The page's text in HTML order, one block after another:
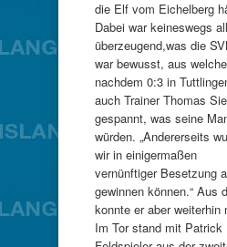
die Elf vom Eichelberg
Dabei war keineswegs
überzeugend,was die
war bewusst, aus
nachdem 0:3 in
auch Trainer Thomas
gespannt, was seine
würden. „Andererseits
wir in einigermaßen
vernünftiger Besetzung
gewinnen können.“ Aus
konnte er aber weiterhin
Im Tor stand mit Patrick